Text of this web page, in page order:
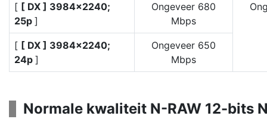
[ [ DX ] 3984×2240;
25p ]
Ongeveer 680
Mbps
[ [ DX ] 3984×2240;
24p ]
Ongeveer 650
Mbps
Normale kwaliteit N-RAW 12-bits